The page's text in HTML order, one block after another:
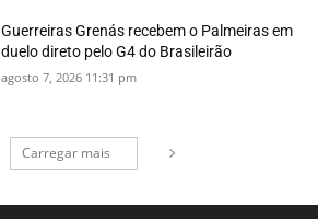
Guerreiras Grenás recebem o Palmeiras em
duelo direto pelo G4 do Brasileirão
agosto 7, 2026 11:31 pm
Carregar mais